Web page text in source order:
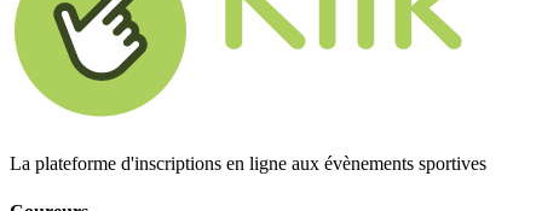
La plateforme d'inscriptions en ligne aux évènements sportives